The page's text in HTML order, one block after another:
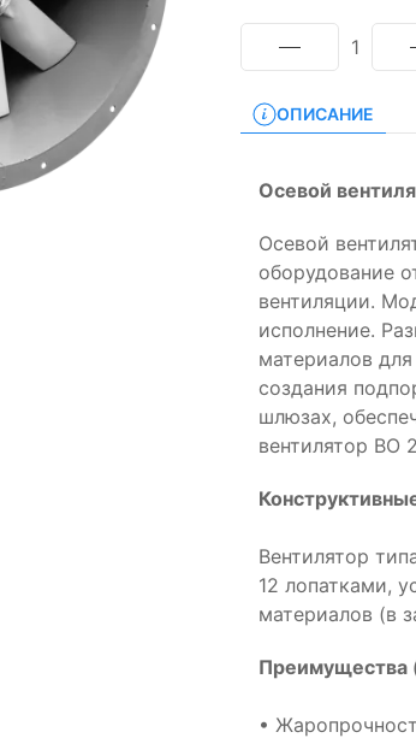
1
ОПИСАНИЕ
Осевой
Осевой
оборудование
вентиляции.
исполнение.
материалов
создания
шлюзах,
вентилятор ВО
Вентилятор
12 лопатками,
материалов (в
Преимущества
•